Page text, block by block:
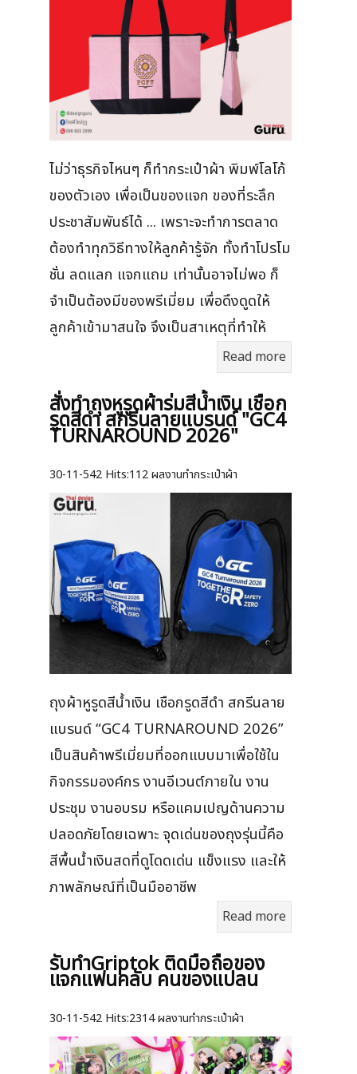
ไม่ว่าธุรกิจไหนๆ ก็ทำกระเป๋าผ้า พิมพ์โลโก้
ของตัวเอง เพื่อเป็นของแจก ของที่ระลึก
ประชาสัมพันธ์ได้ ... เพราะจะทำการตลาด
ต้องทำทุกวิธีทางให้ลูกค้ารู้จัก ทั้งทำโปรโม
ชั่น ลดแลก แจกแถม เท่านั้นอาจไม่พอ ก็
จำเป็นต้องมีของพรีเมี่ยม เพื่อดึงดูดให้
ลูกค้าเข้ามาสนใจ จึงเป็นสาเหตุที่ทำให้
Read more
สั่งทำถุงหูรูดผ้าร่มสีน้ำเงิน เชือก
รูดสีดำ สกรีนลายแบรนด์ "GC4
TURNAROUND 2026"
30-11-542 Hits:112 ผลงานทำกระเป๋าผ้า
ถุงผ้าหูรูดสีน้ำเงิน เชือกรูดสีดำ สกรีนลาย
แบรนด์ “GC4 TURNAROUND 2026”
เป็นสินค้าพรีเมี่ยมที่ออกแบบมาเพื่อใช้ใน
กิจกรรมองค์กร งานอีเวนต์ภายใน งาน
ประชุม งานอบรม หรือแคมเปญด้านความ
ปลอดภัยโดยเฉพาะ จุดเด่นของถุงรุ่นนี้คือ
สีพื้นน้ำเงินสดที่ดูโดดเด่น แข็งแรง และให้
ภาพลักษณ์ที่เป็นมืออาชีพ
Read more
รับทำGriptok ติดมือถือของ
แจกแฟนคลับ คนของแปลน
30-11-542 Hits:2314 ผลงานทำกระเป๋าผ้า